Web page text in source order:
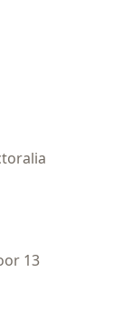
de inicio
13